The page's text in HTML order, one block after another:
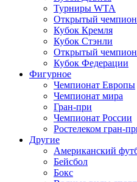
Турниры WTA
Открытый
Кубок Кремля
Кубок Стэнли
Открытый
Кубок Федерации
Фигурное
Чемпионат Европы
Чемпионат мира
Гран-при
Чемпионат России
Ростелеком гран-
Другие
Американский
Бейсбол
Бокс